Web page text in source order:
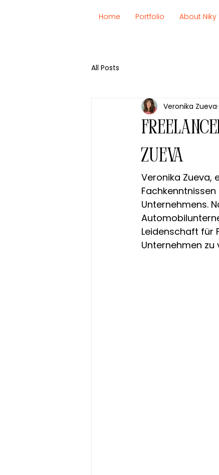
Home Portfolio About Niky
All Posts
Zueva
Veronika Zueva
Veronika Zueva,
Unternehmens.
Leidenschaft für
Unternehmen zu